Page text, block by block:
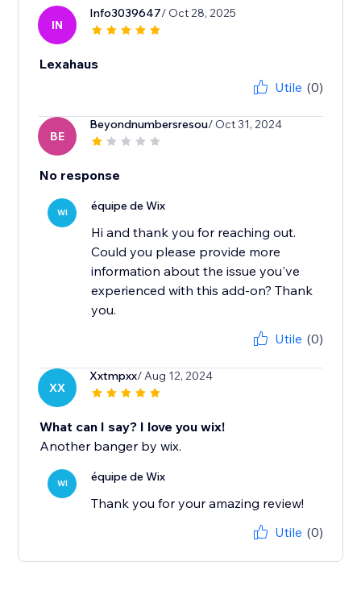
IN
Info3039647/ Oct 28, 2025
Lexahaus
Utile (0)
BE
Beyondnumbersresou/ Oct 31, 2024
No response
WI équipe de Wix
Hi and thank you for reaching out.
Could you please provide more
information about the issue you've
experienced with this add-on? Thank
you.
Utile (0)
XX
Xxtmpxx/ Aug 12, 2024
What can I say? I love you wix!
Another banger by wix.
WI équipe de Wix
Thank you for your amazing review!
Utile (0)